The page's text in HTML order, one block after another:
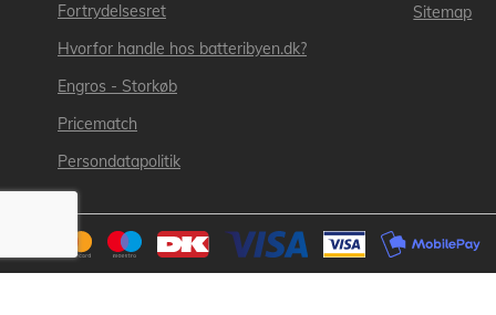
Fortrydelsesret
Hvorfor handle hos batteribyen.dk?
Engros - Storkøb
Pricematch
Persondatapolitik
Sitemap